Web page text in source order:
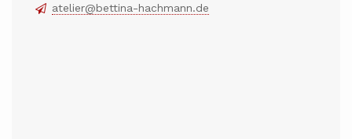
atelier@bettina-hachmann.de